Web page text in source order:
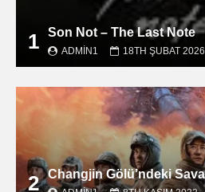
1 Son Not – The Last Note
ADMIN1 18TH ŞUBAT 2026
2